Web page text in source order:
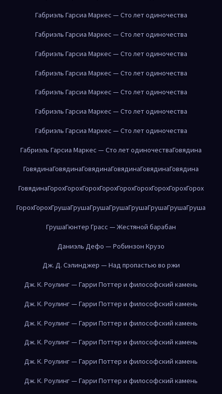
Габриэль Гарсиа Маркес — Сто лет одиночества
Габриэль Гарсиа Маркес — Сто лет одиночества
Габриэль Гарсиа Маркес — Сто лет одиночества
Габриэль Гарсиа Маркес — Сто лет одиночества
Габриэль Гарсиа Маркес — Сто лет одиночества
Габриэль Гарсиа Маркес — Сто лет одиночества
Габриэль Гарсиа Маркес — Сто лет одиночества
Габриэль Гарсиа Маркес — Сто лет одиночестваГовядина
ГовядинаГовядинаГовядинаГовядинаГовядинаГовядина
ГовядинаГорохГорохГорохГорохГорохГорохГорохГорохГорох
ГорохГорохГрушаГрушаГрушаГрушаГрушаГрушаГрушаГруша
ГрушаГюнтер Грасс — Жестяной барабан
Даниэль Дефо — Робинзон Крузо
Дж. Д. Сэлинджер — Над пропастью во ржи
Дж. К. Роулинг — Гарри Поттер и философский камень
Дж. К. Роулинг — Гарри Поттер и философский камень
Дж. К. Роулинг — Гарри Поттер и философский камень
Дж. К. Роулинг — Гарри Поттер и философский камень
Дж. К. Роулинг — Гарри Поттер и философский камень
Дж. К. Роулинг — Гарри Поттер и философский камень